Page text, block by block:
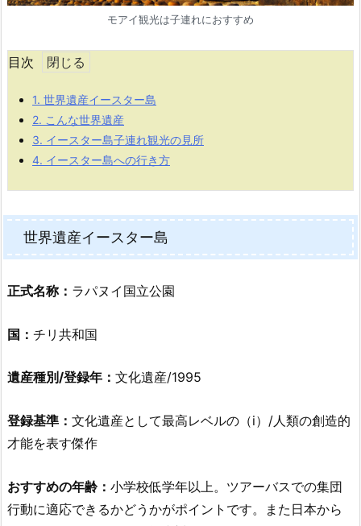
モアイ観光は子連れにおすすめ
目次
1. 世界遺産イースター島
2. こんな世界遺産
3. イースター島子連れ観光の見所
4. イースター島への行き方
世界遺産イースター島
正式名称： ラパヌイ国立公園
国： チリ共和国
遺産種別/登録年： 文化遺産/1995
登録基準： 文化遺産として最高レベルの（i）/人類の創造的
才能を表す傑作
おすすめの年齢： 小学校低学年以上。ツアーバスでの集団
行動に適応できるかどうかがポイントです。また日本から